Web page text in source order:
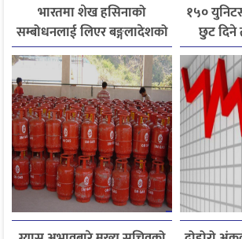
भारतमा शेख हसिनाको
सम्बोधनलाई लिएर बङ्गलादेशको
आपत्ति
१५०
छुट दिने